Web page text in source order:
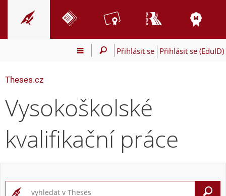
Přihlásit se Přihlásit se (EduID)
Theses.cz
Vysokoškolské
kvalifikační práce